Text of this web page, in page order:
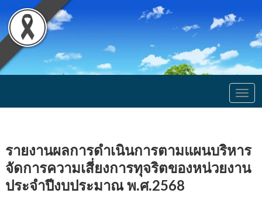
รายงานผลการดำเนินการตามแผนบริหาร
จัดการความเสี่ยงการทุจริตของหน่วยงาน
ประจำปีงบประมาณ พ.ศ.2568